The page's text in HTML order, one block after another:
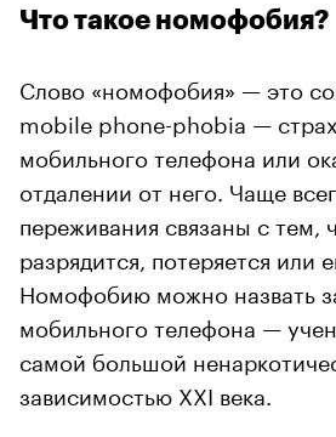
Что такое номофобия?
Слово «номофобия» — это
mobile phone-phobia — страх
мобильного телефона или
отдалении от него. Чаще
переживания связаны с тем,
разрядится, потеряется или
Номофобию можно назвать
мобильного телефона —
самой большой
зависимостью XXI века.